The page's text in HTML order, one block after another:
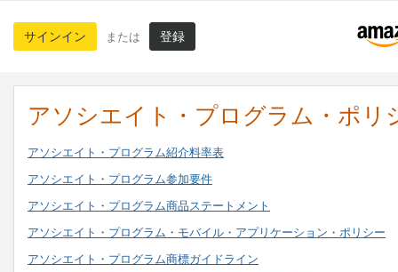
サインイン または 登録
アソシエイト・プログラム・ポリ
アソシエイト・プログラム紹介料率表
アソシエイト・プログラム参加要件
アソシエイト・プログラム商品ステートメント
アソシエイト・プログラム・モバイル・アプリケーション・ポリシー
アソシエイト・プログラム商標ガイドライン